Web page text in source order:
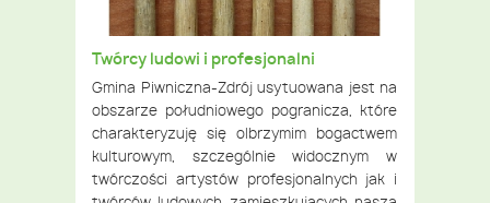
Twórcy ludowi i profesjonalni
Gmina Piwniczna-Zdrój usytuowana jest na
obszarze południowego pogranicza, które
charakteryzuję się olbrzymim bogactwem
kulturowym, szczególnie widocznym w
twórczości artystów profesjonalnych jak i